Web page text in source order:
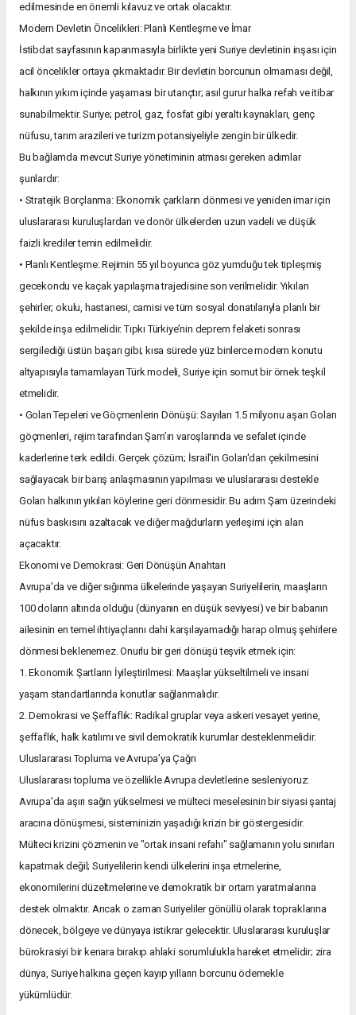
edilmesinde en önemli kılavuz ve ortak olacaktır.
Modern Devletin Öncelikleri: Planlı Kentleşme ve İmar
İstibdat sayfasının kapanmasıyla birlikte yeni Suriye devletinin inşası için
acil öncelikler ortaya çıkmaktadır. Bir devletin borcunun olmaması değil,
halkının yıkım içinde yaşaması bir utançtır; asıl gurur halka refah ve itibar
sunabilmektir. Suriye; petrol, gaz, fosfat gibi yeraltı kaynakları, genç
nüfusu, tarım arazileri ve turizm potansiyeliyle zengin bir ülkedir.
Bu bağlamda mevcut Suriye yönetiminin atması gereken adımlar
şunlardır:
• Stratejik Borçlanma: Ekonomik çarkların dönmesi ve yeniden imar için
uluslararası kuruluşlardan ve donör ülkelerden uzun vadeli ve düşük
faizli krediler temin edilmelidir.
• Planlı Kentleşme: Rejimin 55 yıl boyunca göz yumduğu tek tipleşmiş
gecekondu ve kaçak yapılaşma trajedisine son verilmelidir. Yıkılan
şehirler; okulu, hastanesi, camisi ve tüm sosyal donatılarıyla planlı bir
şekilde inşa edilmelidir. Tıpkı Türkiye’nin deprem felaketi sonrası
sergilediği üstün başarı gibi; kısa sürede yüz binlerce modern konutu
altyapısıyla tamamlayan Türk modeli, Suriye için somut bir örnek teşkil
etmelidir.
• Golan Tepeleri ve Göçmenlerin Dönüşü: Sayıları 1.5 milyonu aşan Golan
göçmenleri, rejim tarafından Şam’ın varoşlarında ve sefalet içinde
kaderlerine terk edildi. Gerçek çözüm; İsrail'in Golan'dan çekilmesini
sağlayacak bir barış anlaşmasının yapılması ve uluslararası destekle
Golan halkının yıkılan köylerine geri dönmesidir. Bu adım Şam üzerindeki
nüfus baskısını azaltacak ve diğer mağdurların yerleşimi için alan
açacaktır.
Ekonomi ve Demokrasi: Geri Dönüşün Anahtarı
Avrupa’da ve diğer sığınma ülkelerinde yaşayan Suriyelilerin, maaşların
100 doların altında olduğu (dünyanın en düşük seviyesi) ve bir babanın
ailesinin en temel ihtiyaçlarını dahi karşılayamadığı harap olmuş şehirlere
dönmesi beklenemez. Onurlu bir geri dönüşü teşvik etmek için:
1. Ekonomik Şartların İyileştirilmesi: Maaşlar yükseltilmeli ve insani
yaşam standartlarında konutlar sağlanmalıdır.
2. Demokrasi ve Şeffaflık: Radikal gruplar veya askeri vesayet yerine,
şeffaflık, halk katılımı ve sivil demokratik kurumlar desteklenmelidir.
Uluslararası Topluma ve Avrupa’ya Çağrı
Uluslararası topluma ve özellikle Avrupa devletlerine sesleniyoruz:
Avrupa'da aşırı sağın yükselmesi ve mülteci meselesinin bir siyasi şantaj
aracına dönüşmesi, sisteminizin yaşadığı krizin bir göstergesidir.
Mülteci krizini çözmenin ve "ortak insani refahı" sağlamanın yolu sınırları
kapatmak değil; Suriyelilerin kendi ülkelerini inşa etmelerine,
ekonomilerini düzeltmelerine ve demokratik bir ortam yaratmalarına
destek olmaktır. Ancak o zaman Suriyeliler gönüllü olarak topraklarına
dönecek, bölgeye ve dünyaya istikrar gelecektir. Uluslararası kuruluşlar
bürokrasiyi bir kenara bırakıp ahlaki sorumlulukla hareket etmelidir; zira
dünya, Suriye halkına geçen kayıp yılların borcunu ödemekle
yükümlüdür.